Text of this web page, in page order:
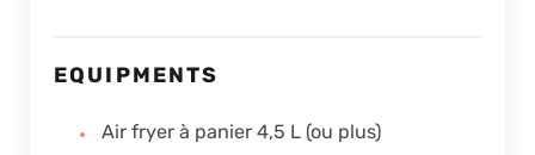
EQUIPMENTS
Air fryer à panier 4,5 L (ou plus)